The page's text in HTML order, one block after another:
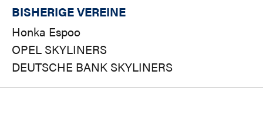
BISHERIGE VEREINE
Honka Espoo
OPEL SKYLINERS
DEUTSCHE BANK SKYLINERS